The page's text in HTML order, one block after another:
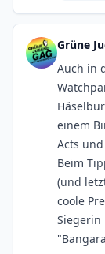
Auch in
einem
Acts
Beim
(und
coole
Siegerin